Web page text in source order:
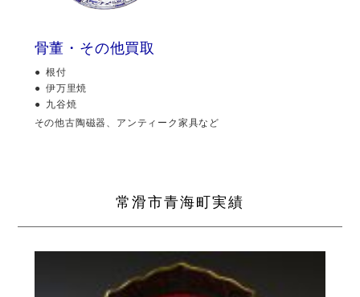
骨董・その他買取
根付
伊万里焼
九谷焼
その他古陶磁器、アンティーク家具など
常滑市青海町実績